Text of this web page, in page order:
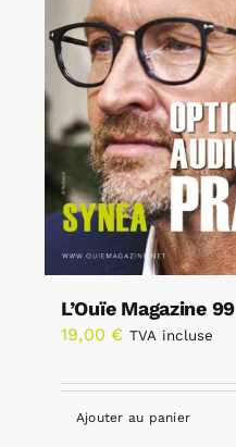
L’Ouïe Magazine 99
19,00 € TVA incluse
Ajouter au panier